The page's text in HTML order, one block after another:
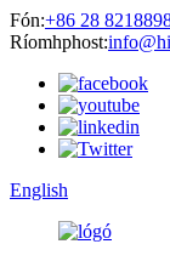
Fón:+86 28
Ríomhphost:
English